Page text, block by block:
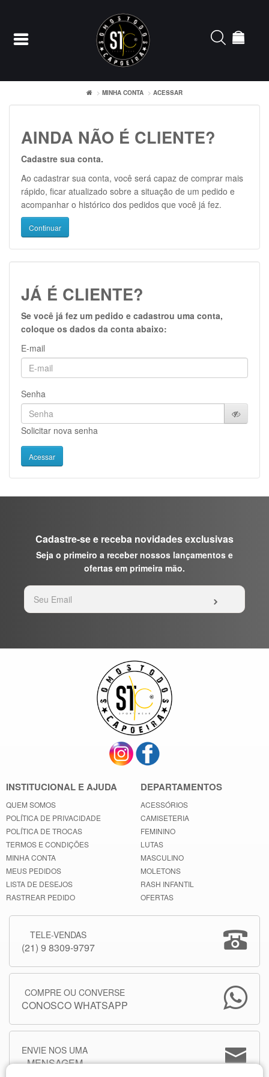
Cadastrar
INÍCIO
ACESSÓRIOS
CAMISETERIA
FEMININO
MASCULINO
MOLETONS
RASH
INFANTIL
OFERTAS
ATENDIMENTO
9
Chat
WhatsApp
nos uma
mensagem
MINHA CONTA ACESSAR
AINDA NÃO É CLIENTE?
Cadastre sua conta.
Ao cadastrar sua conta, você será capaz de comprar mais
rápido, ficar atualizado sobre a situação de um pedido e
acompanhar o histórico dos pedidos que você já fez.
Continuar
JÁ É CLIENTE?
Se você já fez um pedido e cadastrou uma conta,
coloque os dados da conta abaixo:
E-mail
Senha
Solicitar nova senha
Cadastre-se e receba novidades exclusivas
Seja o primeiro a receber nossos lançamentos e
ofertas em primeira mão.
INSTITUCIONAL E AJUDA
QUEM SOMOS
POLÍTICA DE PRIVACIDADE
POLÍTICA DE TROCAS
TERMOS E CONDIÇÕES
MINHA CONTA
MEUS PEDIDOS
LISTA DE DESEJOS
RASTREAR PEDIDO
DEPARTAMENTOS
ACESSÓRIOS
CAMISETERIA
FEMININO
LUTAS
MASCULINO
MOLETONS
RASH INFANTIL
OFERTAS
TELE-VENDAS
(21) 9 8309-9797
COMPRE OU CONVERSE
CONOSCO WHATSAPP
ENVIE NOS UMA
MENSAGEM